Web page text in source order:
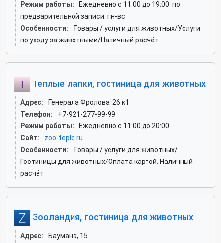
Режим работы:
Ежедневно с 11:00 до 19:00. по
предварительной записи: пн-вс
Особенности:
Товары / услуги для животных/Услуги
по уходу за животными/Наличный расчёт
Тёплые лапки, гостиница для животных
Адрес:
Генерала Фролова, 26 к1
Телефон:
+7-921-277-99-99
Режим работы:
Ежедневно с 11:00 до 20:00
Сайт:
zoo-teplo.ru
Особенности:
Товары / услуги для животных/
Гостиницы для животных/Оплата картой. Наличный
расчёт
Зооландия, гостиница для животных
Адрес:
Баумана, 15